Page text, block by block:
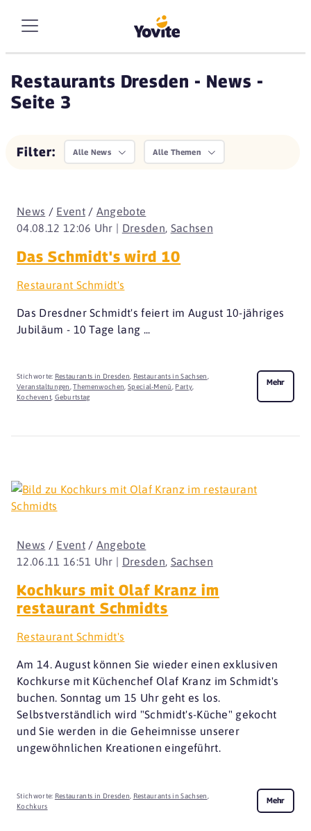
Restaurants Dresden - News -
Seite 3
Filter: Alle News Alle Themen
04.08.12 12:06 Uhr | Dresden, Sachsen
News / Event/ Angebote
Das Schmidt's wird 10
Restaurant Schmidt's
Das Dresdner Schmidt's feiert im August 10-jähriges
Jubiläum - 10 Tage lang ...
Stichworte: Restaurants in Dresden Restaurants in Sachsen
Veranstaltungen ,Themenwochen Special-Menü Party
Kochevent, Geburtstag
Mehr
12.06.11 16:51 Uhr | Dresden, Sachsen
News / Event/ Angebote
Kochkurs mit Olaf Kranz im
restaurant Schmidts
Restaurant Schmidt's
Am 14. August können Sie wieder einen exklusiven
Kochkurse mit Küchenchef Olaf Kranz im Schmidt's
buchen. Sonntag um 15 Uhr geht es los.
Selbstverständlich wird "Schmidt's-Küche" gekocht
und Sie werden in die Geheimnisse unserer
ungewöhnlichen Kreationen eingeführt.
Stichworte: Restaurants in Dresden Restaurants in Sachsen
Kochkurs
Mehr